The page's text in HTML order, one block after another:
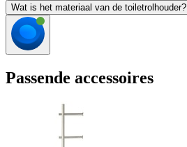
Wat is het materiaal van de toiletrolhouder?
Passende accessoires